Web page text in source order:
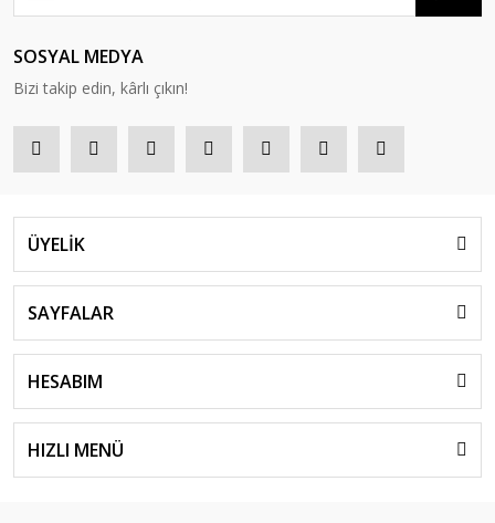
SOSYAL MEDYA
Bizi takip edin, kârlı çıkın!
ÜYELİK
SAYFALAR
HESABIM
HIZLI MENÜ